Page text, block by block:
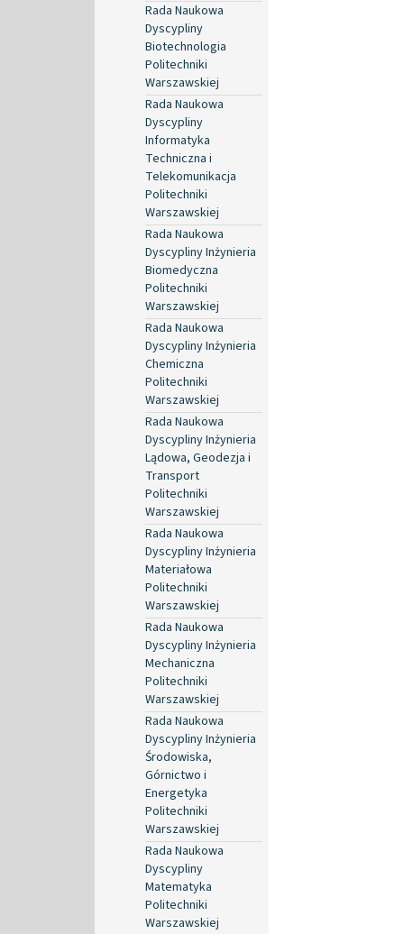
Rada Naukowa
Dyscypliny
Biotechnologia
Politechniki
Warszawskiej
Rada Naukowa
Dyscypliny
Informatyka
Techniczna i
Telekomunikacja
Politechniki
Warszawskiej
Rada Naukowa
Dyscypliny Inżynieria
Biomedyczna
Politechniki
Warszawskiej
Rada Naukowa
Dyscypliny Inżynieria
Chemiczna
Politechniki
Warszawskiej
Rada Naukowa
Dyscypliny Inżynieria
Lądowa, Geodezja i
Transport
Politechniki
Warszawskiej
Rada Naukowa
Dyscypliny Inżynieria
Materiałowa
Politechniki
Warszawskiej
Rada Naukowa
Dyscypliny Inżynieria
Mechaniczna
Politechniki
Warszawskiej
Rada Naukowa
Dyscypliny Inżynieria
Środowiska,
Górnictwo i
Energetyka
Politechniki
Warszawskiej
Rada Naukowa
Dyscypliny
Matematyka
Politechniki
Warszawskiej